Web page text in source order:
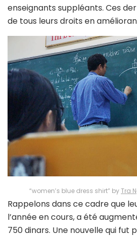
enseignants suppléants. Ces
de tous leurs droits en
“women’s blue dress shirt” byTra
Rappelons dans ce cadre que
l’année en cours, a été
750 dinars. Une nouvelle qui fut